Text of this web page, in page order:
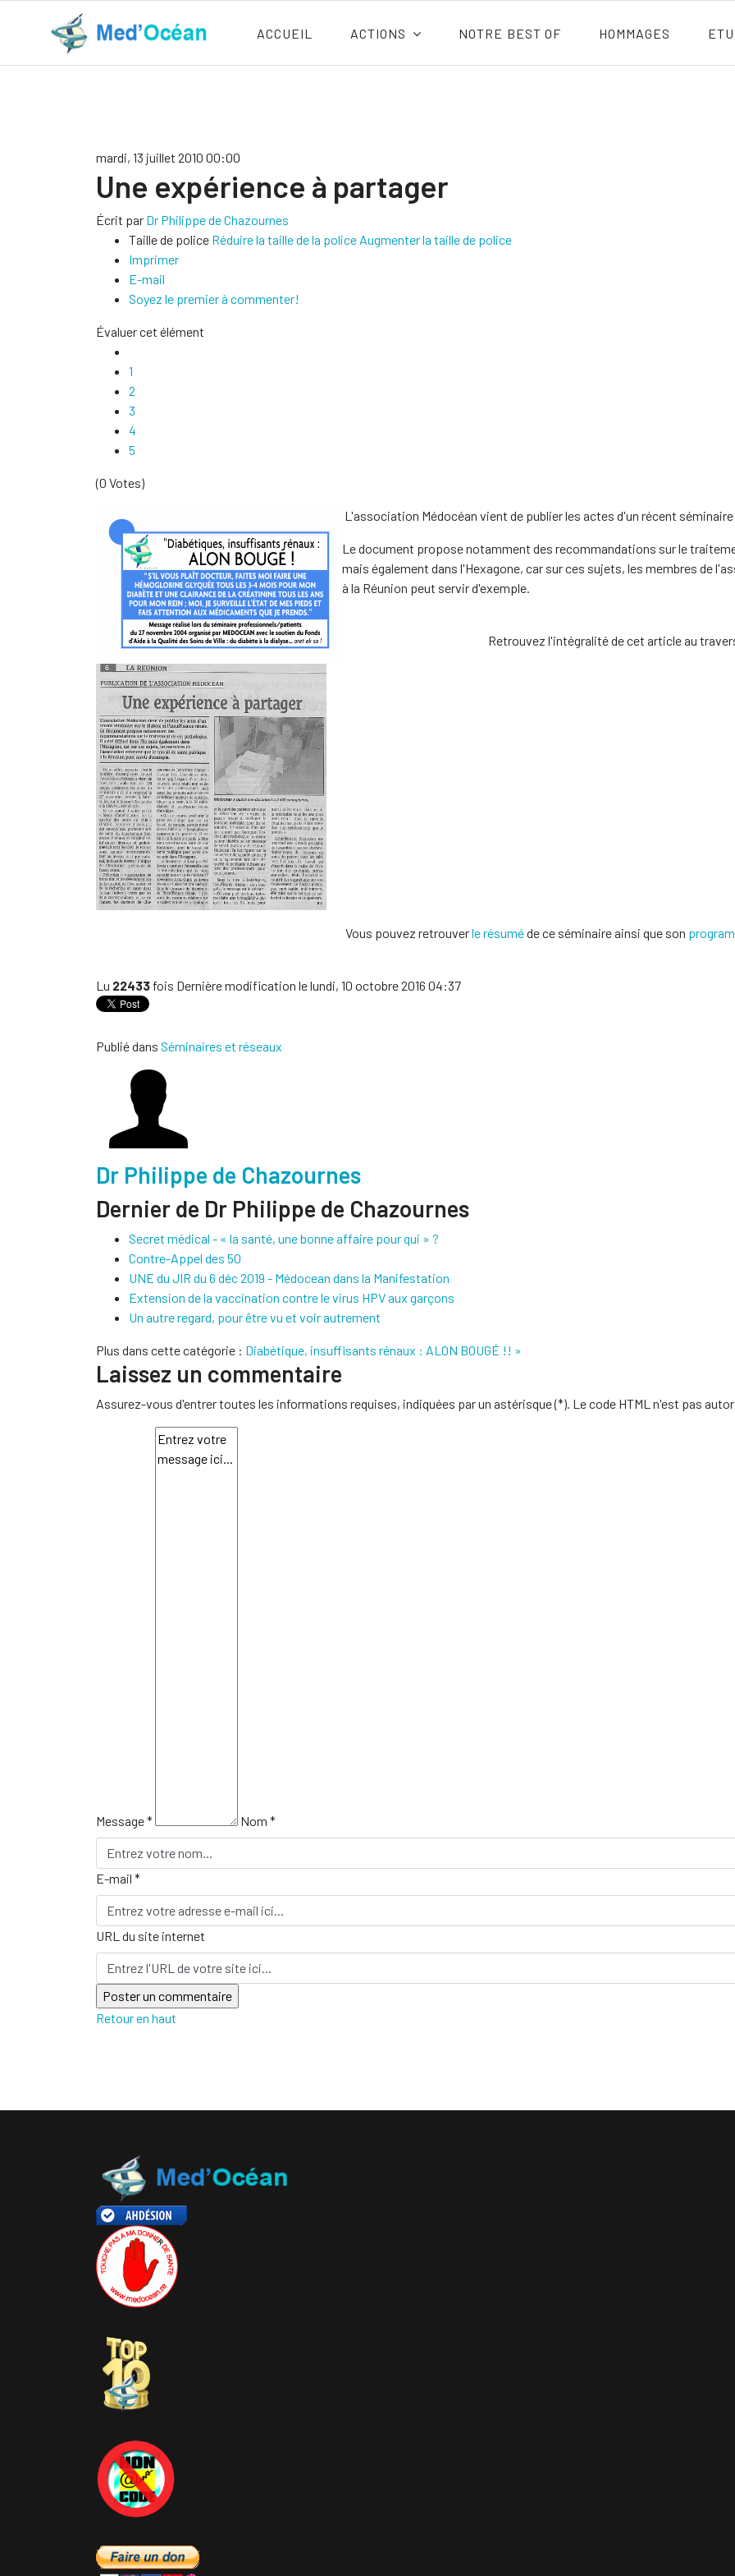
ACCUEIL ACTIONS NOTRE BEST OF HOMMAGES
mardi, 13 juillet 2010 00:00
Une expérience à partager
Écrit par Dr Philippe de Chazournes
Taille de police Réduire la taille de la police Augmenter la taille de police
Imprimer
E-mail
Soyez le premier à commenter!
Évaluer cet élément
1
2
3
4
5
(0 Votes)
L'association Médocéan vient de publier les actes d'un récent
Le document propose notamment des recommandations sur le
mais également dans l'Hexagone, car sur ces sujets, les membres de
à la Réunion peut servir d'exemple.
Retrouvez l'intégralité de cet article au
Vous pouvez retrouverle résuméde ce séminaire ainsi que son
Lu 22433 fois Dernière modification le lundi, 10 octobre 2016 04:37
Publié dans Séminaires et réseaux
Dr Philippe de Chazournes
Dernier de Dr Philippe de Chazournes
Secret médical - « la santé, une bonne affaire pour qui » ?
Contre-Appel des 50
UNE du JIR du 6 déc 2019 - Médocean dans la Manifestation
Extension de la vaccination contre le virus HPV aux garçons
Un autre regard, pour être vu et voir autrement
Plus dans cette catégorie : Diabétique, insuffisants rénaux : ALON BOUGÉ !! »
Laissez un commentaire
Assurez-vous d'entrer toutes les informations requises, indiquées par un astérisque (*). Le code HTML n'est pas
Message * Nom *
E-mail *
URL du site internet
Retour en haut